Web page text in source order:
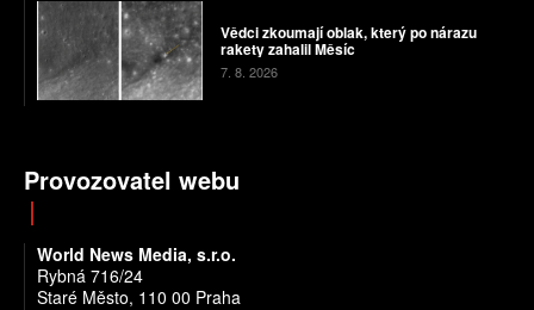
Vědci zkoumají oblak, který po nárazu
rakety zahalil Měsíc
7. 8. 2026
Provozovatel webu
World News Media, s.r.o.
Rybná 716/24
Staré Město, 110 00 Praha